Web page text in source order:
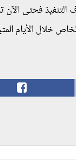
التنفيذ فحتى الآن
خلال الأيام